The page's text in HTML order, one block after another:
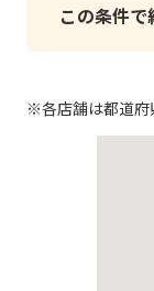
この条件で
※各店舗は都道府